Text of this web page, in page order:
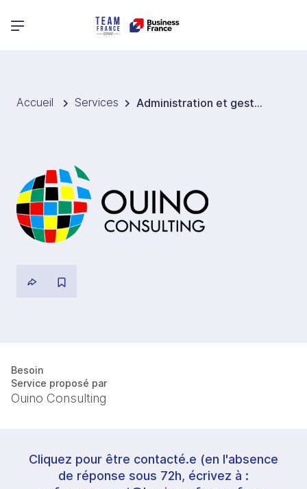
Menu principal
Accueil Services Administration et gestion de filiale Etats-Unis - Ouino Consulting
Besoin
Service proposé par
Ouino Consulting
Cliquez pour être contacté.e (en l'absence
de réponse sous 72h, écrivez à :